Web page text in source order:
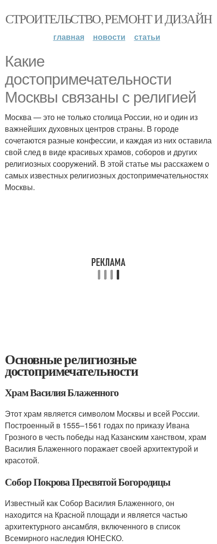
СТРОИТЕЛЬСТВО, РЕМОНТ И ДИЗАЙН
главная новости статьи
Какие
достопримечательности
Москвы связаны с религией
Москва — это не только столица России, но и один из
важнейших духовных центров страны. В городе
сочетаются разные конфессии, и каждая из них оставила
свой след в виде красивых храмов, соборов и других
религиозных сооружений. В этой статье мы расскажем о
самых известных религиозных достопримечательностях
Москвы.
Основные религиозные
достопримечательности
Храм Василия Блаженного
Этот храм является символом Москвы и всей России.
Построенный в 1555–1561 годах по приказу Ивана
Грозного в честь победы над Казанским ханством, храм
Василия Блаженного поражает своей архитектурой и
красотой.
Собор Покрова Пресвятой Богородицы
Известный как Собор Василия Блаженного, он
находится на Красной площади и является частью
архитектурного ансамбля, включенного в список
Всемирного наследия ЮНЕСКО.